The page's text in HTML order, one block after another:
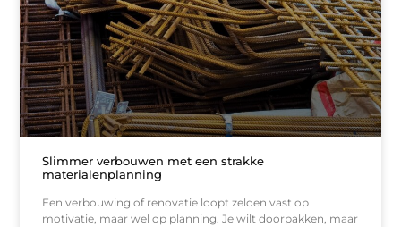
Slimmer verbouwen met een strakke
materialenplanning
Een verbouwing of renovatie loopt zelden vast op
motivatie, maar wel op planning. Je wilt doorpakken, maar